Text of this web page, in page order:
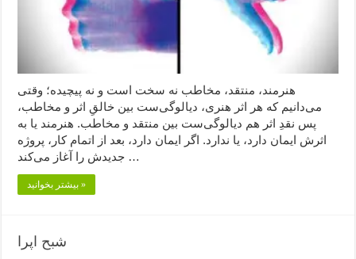
هنرمند، منتقد، مخاطب نه سخت است و نه پیچیده؛ وقتی
می‌دانیم که هر اثر هنری، دیالوگی‌ست بین خالقِ اثر و مخاطب،
پس نقدِ اثر هم دیالوگی‌ست بین منتقد و مخاطب. هنرمند یا به
اثرش ایمان دارد، یا ندارد. اگر ایمان دارد، بعد از اتمام کار، پروژه
جدیدش را آغاز می‌کند …
بیشتر بخوانید »
شبح اپرا